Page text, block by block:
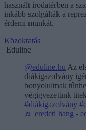
használt irodatérben a
inkább szolgálták a
érdemi munkát.
Közoktatás
Eduline
@eduline.hu Az
diákigazolvány
bonyolultnak
végigvezetünk
#diákigazolvány
♬ eredeti hang -